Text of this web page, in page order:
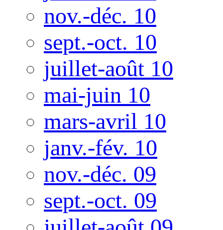
nov.-déc. 10
sept.-oct. 10
juillet-août 10
mai-juin 10
mars-avril 10
janv.-fév. 10
nov.-déc. 09
sept.-oct. 09